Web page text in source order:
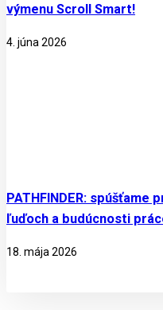
výmenu Scroll Smart!
4. júna 2026
PATHFINDER: spúšťame
ľuďoch a budúcnosti
18. mája 2026